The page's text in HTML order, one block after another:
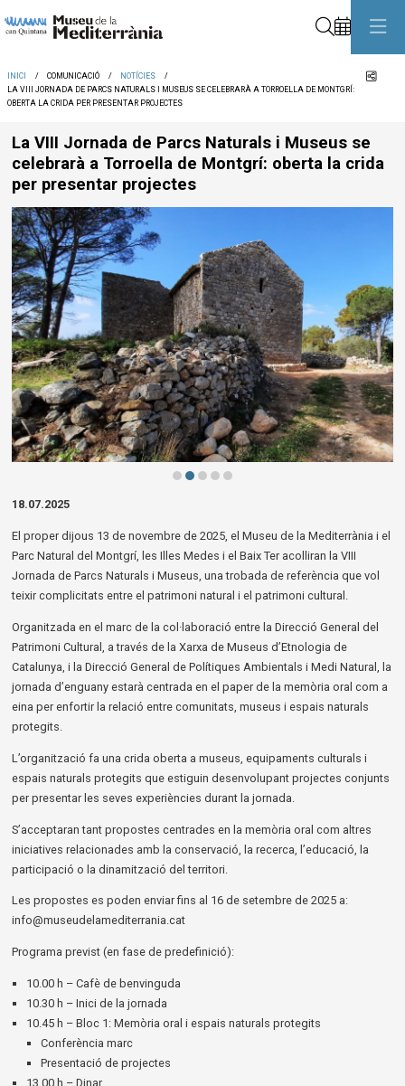
INICI COMUNICACIÓ
NOTÍCIES
LA VIII JORNADA DE PARCS NATURALS I MUSEUS SE CELEBRARÀ A TORROELLA DE MONTGRÍ:
OBERTA LA CRIDA PER PRESENTAR PROJECTES
La VIII Jornada de Parcs Naturals i Museus se
celebrarà a Torroella de Montgrí: oberta la crida
per presentar projectes
18.07.2025
El proper dijous 13 de novembre de 2025, el Museu de la Mediterrània i el
Parc Natural del Montgrí, les Illes Medes i el Baix Ter acolliran la VIII
Jornada de Parcs Naturals i Museus, una trobada de referència que vol
teixir complicitats entre el patrimoni natural i el patrimoni cultural.
Organitzada en el marc de la col·laboració entre la Direcció General del
Patrimoni Cultural, a través de la Xarxa de Museus d’Etnologia de
Catalunya, i la Direcció General de Polítiques Ambientals i Medi Natural, la
jornada d’enguany estarà centrada en el paper de la memòria oral com a
eina per enfortir la relació entre comunitats, museus i espais naturals
protegits.
L’organització fa una crida oberta a museus, equipaments culturals i
espais naturals protegits que estiguin desenvolupant projectes conjunts
per presentar les seves experiències durant la jornada.
S’acceptaran tant propostes centrades en la memòria oral com altres
iniciatives relacionades amb la conservació, la recerca, l’educació, la
participació o la dinamització del territori.
Les propostes es poden enviar fins al 16 de setembre de 2025 a:
info@museudelamediterrania.cat
Programa previst (en fase de predefinició):
10.00 h – Cafè de benvinguda
10.30 h – Inici de la jornada
10.45 h – Bloc 1: Memòria oral i espais naturals protegits
Conferència marc
Presentació de projectes
13.00 h – Dinar